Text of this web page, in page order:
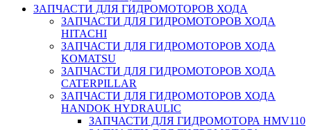
ЗАПЧАСТИ ДЛЯ ГИДРОМОТОРОВ ХОДА
ЗАПЧАСТИ ДЛЯ ГИДРОМОТОРОВ ХОДА
HITACHI
ЗАПЧАСТИ ДЛЯ ГИДРОМОТОРОВ ХОДА
KOMATSU
ЗАПЧАСТИ ДЛЯ ГИДРОМОТОРОВ ХОДА
CATERPILLAR
ЗАПЧАСТИ ДЛЯ ГИДРОМОТОРОВ ХОДА
HANDOK HYDRAULIC
ЗАПЧАСТИ ДЛЯ ГИДРОМОТОРА HMV110